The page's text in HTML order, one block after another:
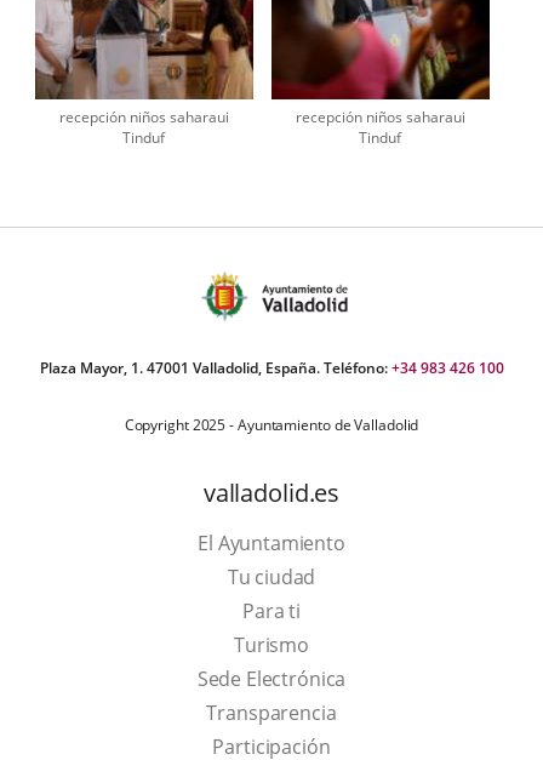
recepción niños saharaui
Tinduf
recepción niños saharaui
Tinduf
Plaza Mayor, 1. 47001 Valladolid, España. Teléfono:+34 983 426 100
Copyright 2025 - Ayuntamiento de Valladolid
valladolid.es
El Ayuntamiento
Tu ciudad
Para ti
TurismoThis
link
will
open
Sede Electrónica
Transparencia
Participación